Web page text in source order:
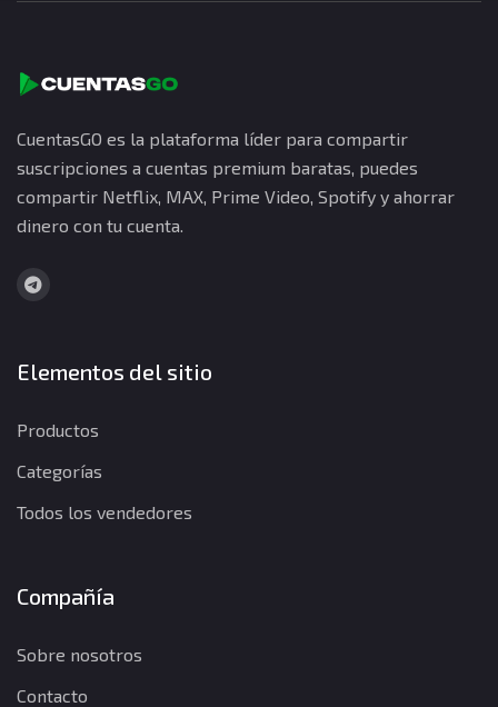
CuentasGO es la plataforma líder para compartir
suscripciones a cuentas premium baratas, puedes
compartir Netflix, MAX, Prime Video, Spotify y ahorrar
dinero con tu cuenta.
Elementos del sitio
Productos
Categorías
Todos los vendedores
Compañía
Sobre nosotros
Contacto